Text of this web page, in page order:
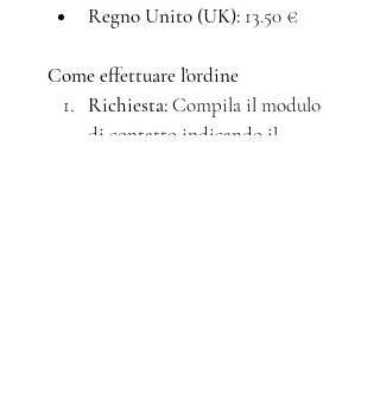
Regno Unito (UK): 13.50 €
Come effettuare l'ordine
Richiesta: Compila il modulo
di contatto indicando il